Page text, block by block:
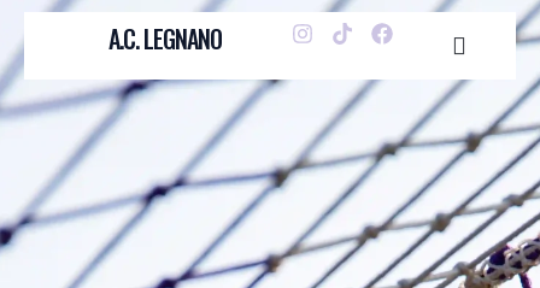
A.C. LEGNANO